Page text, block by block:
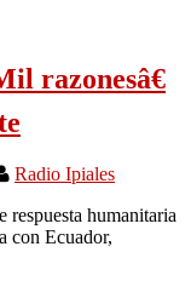
razonesâ€
Radio Ipiales
respuesta humanitaria
con Ecuador,